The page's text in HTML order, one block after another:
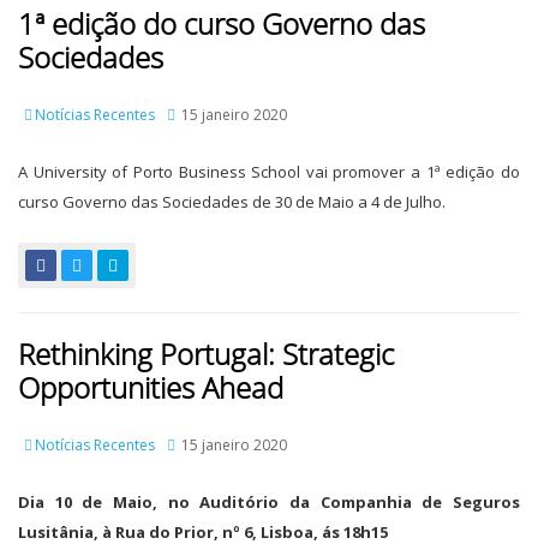
1ª edição do curso Governo das
Sociedades
Notícias Recentes 15 janeiro 2020
A University of Porto Business School vai promover a 1ª edição do
curso Governo das Sociedades de 30 de Maio a 4 de Julho.
Rethinking Portugal: Strategic
Opportunities Ahead
Notícias Recentes 15 janeiro 2020
Dia 10 de Maio, no Auditório da Companhia de Seguros
Lusitânia, à Rua do Prior, nº 6, Lisboa, ás 18h15